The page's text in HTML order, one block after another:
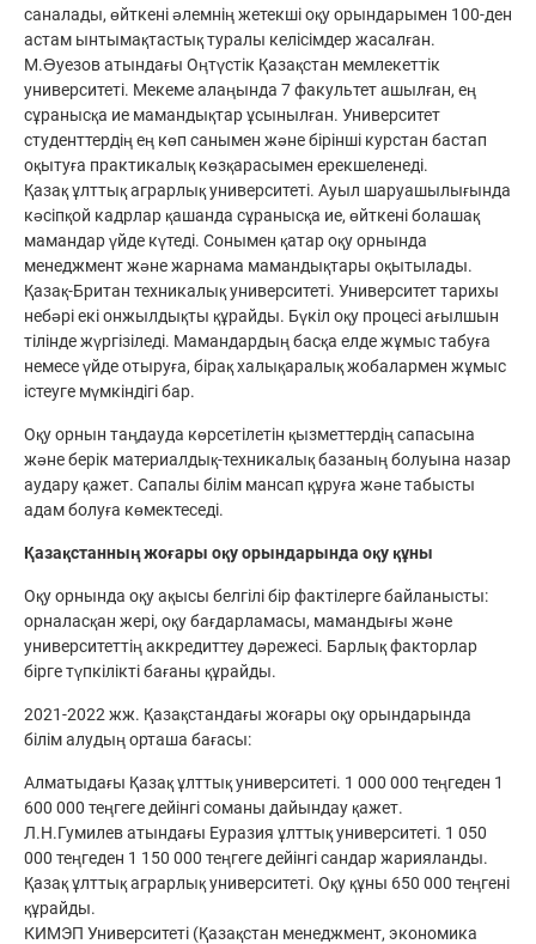
саналады, өйткені әлемнің жетекші оқу орындарымен 100-ден
астам ынтымақтастық туралы келісімдер жасалған.
М.Әуезов атындағы Оңтүстік Қазақстан мемлекеттік
университеті. Мекеме алаңында 7 факультет ашылған, ең
сұранысқа ие мамандықтар ұсынылған. Университет
студенттердің ең көп санымен және бірінші курстан бастап
оқытуға практикалық көзқарасымен ерекшеленеді.
Қазақ ұлттық аграрлық университеті. Ауыл шаруашылығында
кәсіпқой кадрлар қашанда сұранысқа ие, өйткені болашақ
мамандар үйде күтеді. Сонымен қатар оқу орнында
менеджмент және жарнама мамандықтары оқытылады.
Қазақ-Британ техникалық университеті. Университет тарихы
небәрі екі онжылдықты құрайды. Бүкіл оқу процесі ағылшын
тілінде жүргізіледі. Мамандардың басқа елде жұмыс табуға
немесе үйде отыруға, бірақ халықаралық жобалармен жұмыс
істеуге мүмкіндігі бар.
Оқу орнын таңдауда көрсетілетін қызметтердің сапасына
және берік материалдық-техникалық базаның болуына назар
аудару қажет. Сапалы білім мансап құруға және табысты
адам болуға көмектеседі.
Қазақстанның жоғары оқу орындарында оқу құны
Оқу орнында оқу ақысы белгілі бір фактілерге байланысты:
орналасқан жері, оқу бағдарламасы, мамандығы және
университеттің аккредиттеу дәрежесі. Барлық факторлар
бірге түпкілікті бағаны құрайды.
2021-2022 жж. Қазақстандағы жоғары оқу орындарында
білім алудың орташа бағасы:
Алматыдағы Қазақ ұлттық университеті. 1 000 000 теңгеден 1
600 000 теңгеге дейінгі соманы дайындау қажет.
Л.Н.Гумилев атындағы Еуразия ұлттық университеті. 1 050
000 теңгеден 1 150 000 теңгеге дейінгі сандар жарияланды.
Қазақ ұлттық аграрлық университеті. Оқу құны 650 000 теңгені
құрайды.
КИМЭП Университеті (Қазақстан менеджмент, экономика